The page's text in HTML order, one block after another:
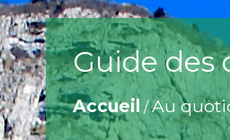
Guide des
Accueil /Au